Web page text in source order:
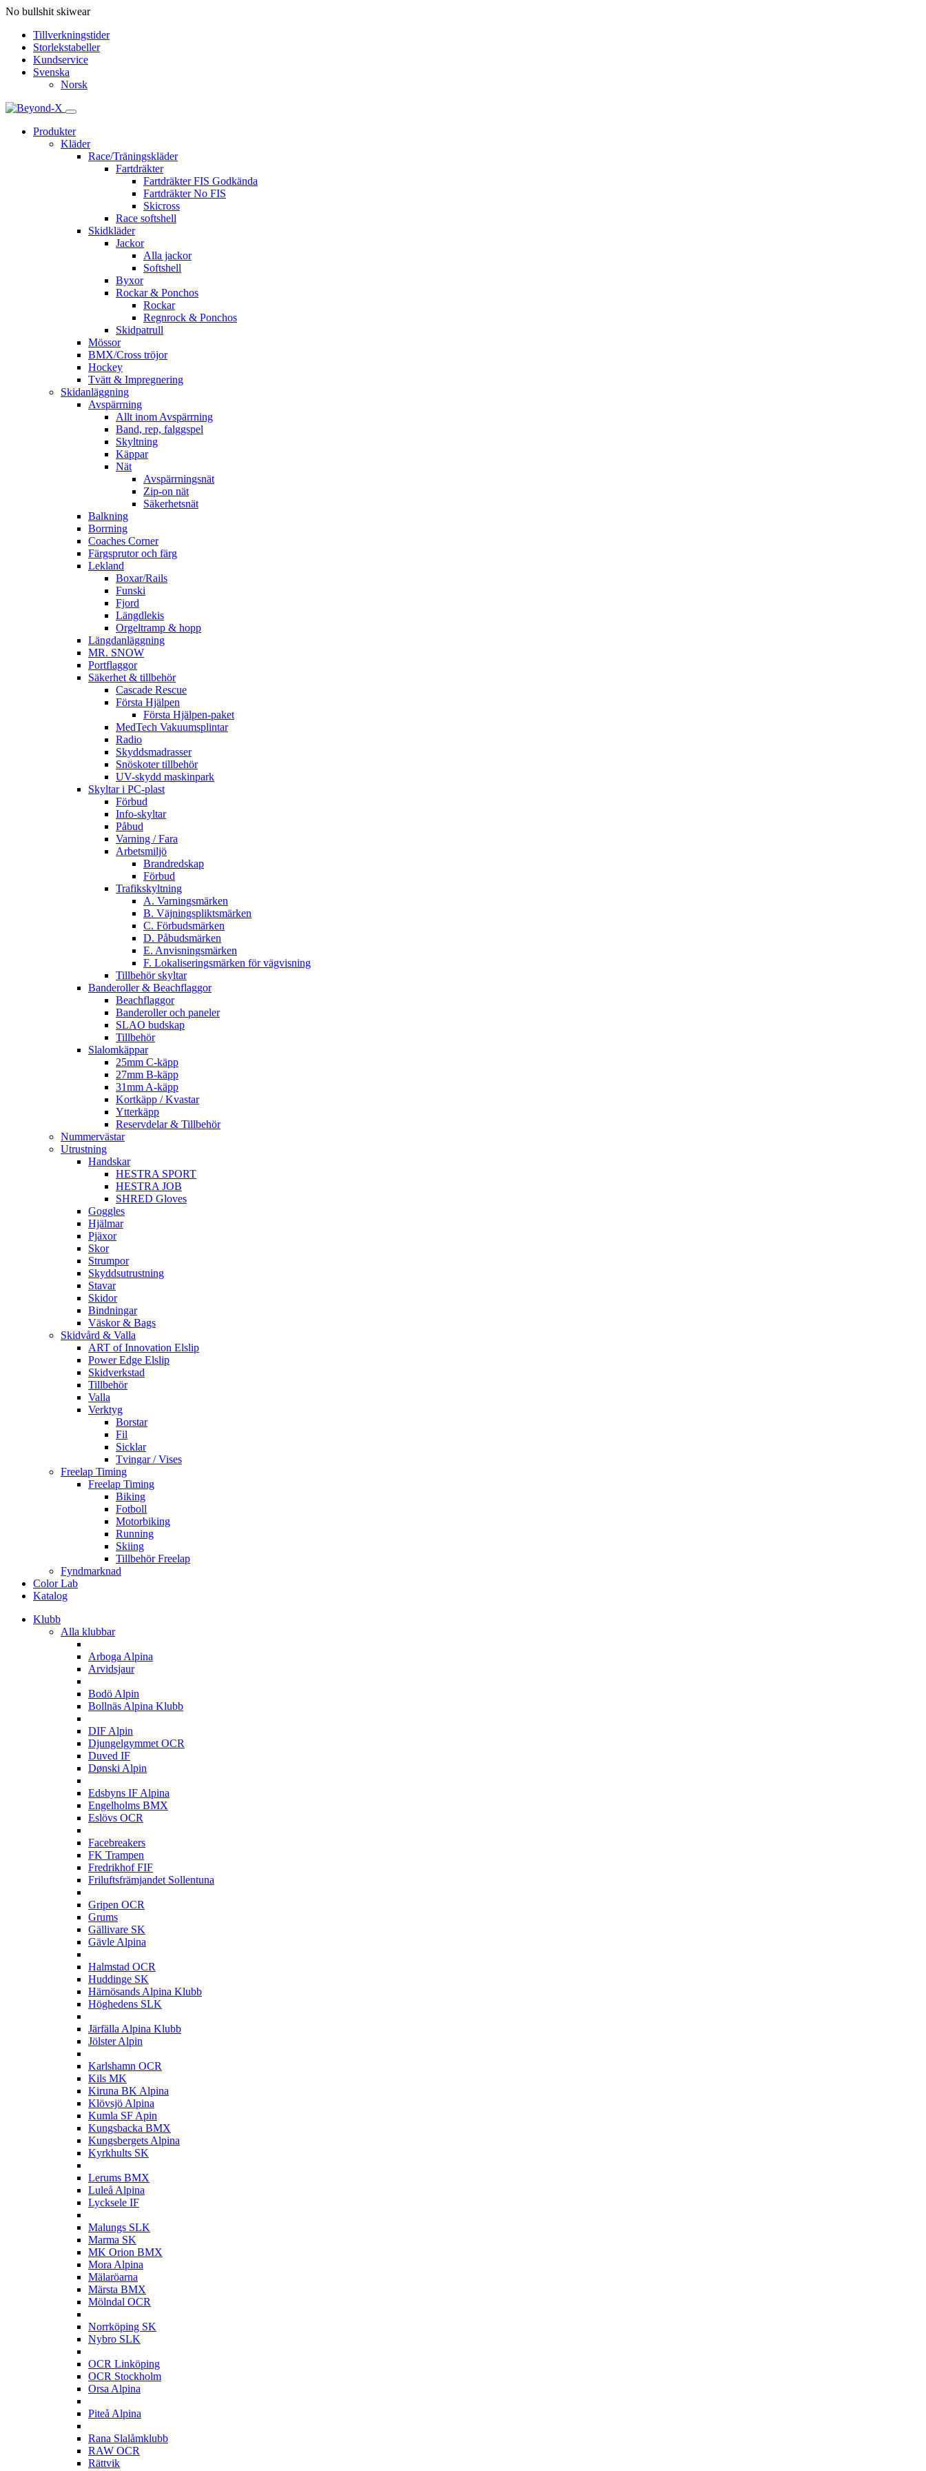
No bullshit skiwear
Tillverkningstider
Storlekstabeller
Kundservice
Svenska
Norsk
Produkter
Kläder
Race/Träningskläder
Fartdräkter
Fartdräkter FIS Godkända
Fartdräkter No FIS
Skicross
Race softshell
Skidkläder
Jackor
Alla jackor
Softshell
Byxor
Rockar & Ponchos
Rockar
Regnrock & Ponchos
Skidpatrull
Mössor
BMX/Cross tröjor
Hockey
Tvätt & Impregnering
Skidanläggning
Avspärrning
Allt inom Avspärrning
Band, rep, falggspel
Skyltning
Käppar
Nät
Avspärrningsnät
Zip-on nät
Säkerhetsnät
Balkning
Borrning
Coaches Corner
Färgsprutor och färg
Lekland
Boxar/Rails
Funski
Fjord
Längdlekis
Orgeltramp & hopp
Längdanläggning
MR. SNOW
Portflaggor
Säkerhet & tillbehör
Cascade Rescue
Första Hjälpen
Första Hjälpen-paket
MedTech Vakuumsplintar
Radio
Skyddsmadrasser
Snöskoter tillbehör
UV-skydd maskinpark
Skyltar i PC-plast
Förbud
Info-skyltar
Påbud
Varning / Fara
Arbetsmiljö
Brandredskap
Förbud
Trafikskyltning
A. Varningsmärken
B. Väjningspliktsmärken
C. Förbudsmärken
D. Påbudsmärken
E. Anvisningsmärken
F. Lokaliseringsmärken för vägvisning
Tillbehör skyltar
Banderoller & Beachflaggor
Beachflaggor
Banderoller och paneler
SLAO budskap
Tillbehör
Slalomkäppar
25mm C-käpp
27mm B-käpp
31mm A-käpp
Kortkäpp / Kvastar
Ytterkäpp
Reservdelar & Tillbehör
Nummervästar
Utrustning
Handskar
HESTRA SPORT
HESTRA JOB
SHRED Gloves
Goggles
Hjälmar
Pjäxor
Skor
Strumpor
Skyddsutrustning
Stavar
Skidor
Bindningar
Väskor & Bags
Skidvård & Valla
ART of Innovation Elslip
Power Edge Elslip
Skidverkstad
Tillbehör
Valla
Verktyg
Borstar
Fil
Sicklar
Tvingar / Vises
Freelap Timing
Freelap Timing
Biking
Fotboll
Motorbiking
Running
Skiing
Tillbehör Freelap
Fyndmarknad
Color Lab
Katalog
Klubb
Alla klubbar
Arboga Alpina
Arvidsjaur
Bodö Alpin
Bollnäs Alpina Klubb
DIF Alpin
Djungelgymmet OCR
Duved IF
Dønski Alpin
Edsbyns IF Alpina
Engelholms BMX
Eslövs OCR
Facebreakers
FK Trampen
Fredrikhof FIF
Friluftsfrämjandet Sollentuna
Gripen OCR
Grums
Gällivare SK
Gävle Alpina
Halmstad OCR
Huddinge SK
Härnösands Alpina Klubb
Höghedens SLK
Järfälla Alpina Klubb
Jölster Alpin
Karlshamn OCR
Kils MK
Kiruna BK Alpina
Klövsjö Alpina
Kumla SF Apin
Kungsbacka BMX
Kungsbergets Alpina
Kyrkhults SK
Lerums BMX
Luleå Alpina
Lycksele IF
Malungs SLK
Marma SK
MK Orion BMX
Mora Alpina
Mälaröarna
Märsta BMX
Mölndal OCR
Norrköping SK
Nybro SLK
OCR Linköping
OCR Stockholm
Orsa Alpina
Piteå Alpina
Rana Slalåmklubb
RAW OCR
Rättvik